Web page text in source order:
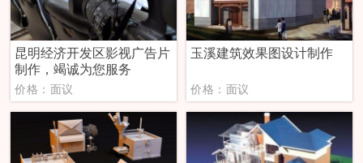
昆明经济开发区影视广告片
制作，竭诚为您服务
价格：面议
玉溪建筑效果图设计制作
价格：面议